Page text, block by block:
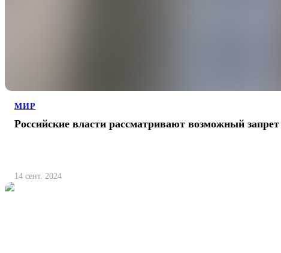
МИР
Российские власти рассматривают возможный запрет
14 сент. 2024